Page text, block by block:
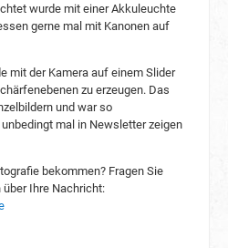
wurde mit einer Akkuleuchte
gerne mal mit Kanonen auf
mit der Kamera auf einem Slider
zu erzeugen. Das
und war so
mal in Newsletter zeigen
bekommen? Fragen Sie
Ihre Nachricht: